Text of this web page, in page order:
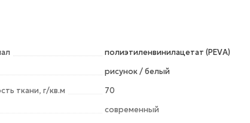
полиэтиленвинилацетат (PEVA)
рисунок / белый
ткани, г/кв.м
70
современный